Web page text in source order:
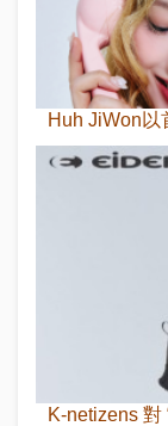
Huh JiWon
K-netizens 對